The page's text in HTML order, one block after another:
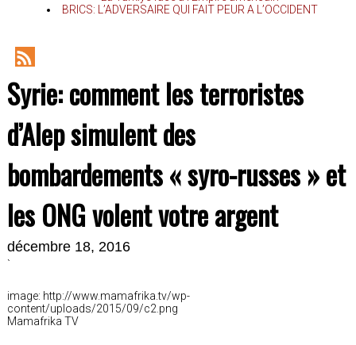
BRICS: L’ADVERSAIRE QUI FAIT PEUR A L’OCCIDENT
RSS
Feed
Syrie: comment les terroristes
d’Alep simulent des
bombardements « syro-russes » et
les ONG volent votre argent
décembre 18, 2016
`
image: http://www.mamafrika.tv/wp-
content/uploads/2015/09/c2.png
Mamafrika TV